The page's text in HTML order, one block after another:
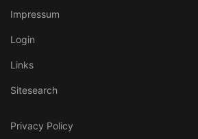
Impressum
Login
Links
Sitesearch
Privacy Policy